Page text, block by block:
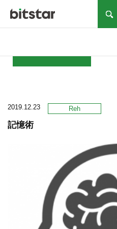
COMPANY
BUSINESS
WORKS
ACTION
2019.12.23 Reh
記憶術